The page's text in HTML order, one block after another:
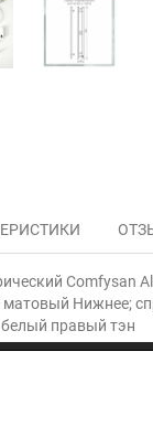
Comfysan
Нижнее;
правый тэн